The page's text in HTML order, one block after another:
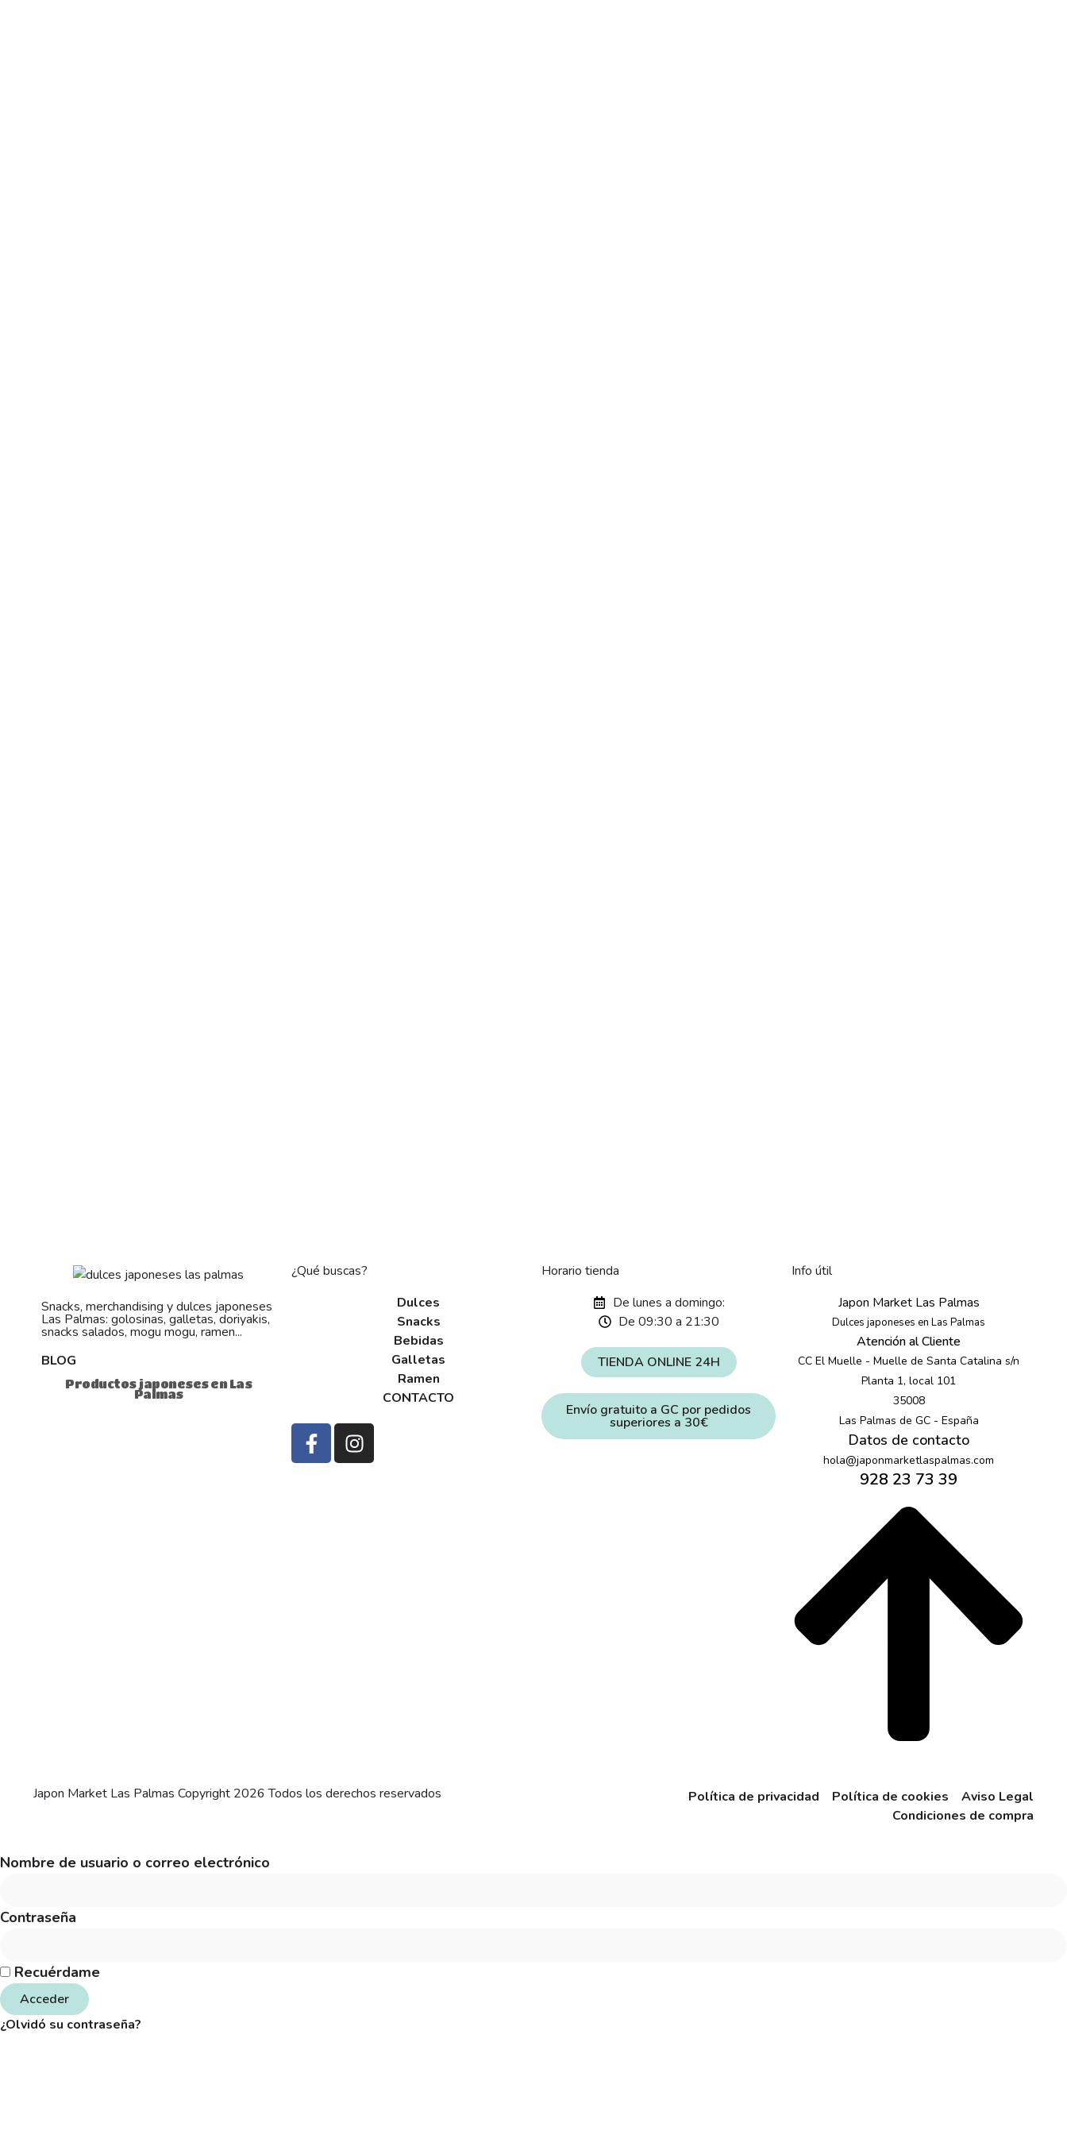
Snacks, merchandising y dulces japoneses
Las Palmas: golosinas, galletas, doriyakis,
snacks salados, mogu mogu, ramen...
BLOG
Productos japoneses en Las
Palmas
¿Qué buscas?
Dulces
Snacks
Bebidas
Galletas
Ramen
CONTACTO
Horario tienda
De lunes a domingo:
De 09:30 a 21:30
TIENDA ONLINE 24H
Envío gratuito a GC por pedidos
superiores a 30€
Info útil
Japon Market Las Palmas
Dulces japoneses en Las Palmas
Atención al Cliente
CC El Muelle - Muelle de Santa Catalina s/n
Planta 1, local 101
35008
Las Palmas de GC - España
Datos de contacto
hola@japonmarketlaspalmas.com
928 23 73 39
Japon Market Las Palmas Copyright 2026 Todos los derechos reservados Política de privacidad Política de cookies
Aviso Legal
Condiciones de compra
Nombre de usuario o correo electrónico
Contraseña
Recuérdame
Acceder
¿Olvidó su contraseña?